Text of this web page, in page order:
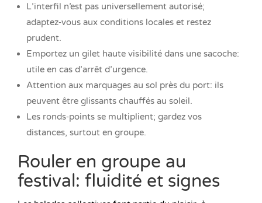
L’interfil n’est pas universellement autorisé;
adaptez‑vous aux conditions locales et restez
prudent.
Emportez un gilet haute visibilité dans une sacoche:
utile en cas d’arrêt d’urgence.
Attention aux marquages au sol près du port: ils
peuvent être glissants chauffés au soleil.
Les ronds‑points se multiplient; gardez vos
distances, surtout en groupe.
Rouler en groupe au
festival: fluidité et signes